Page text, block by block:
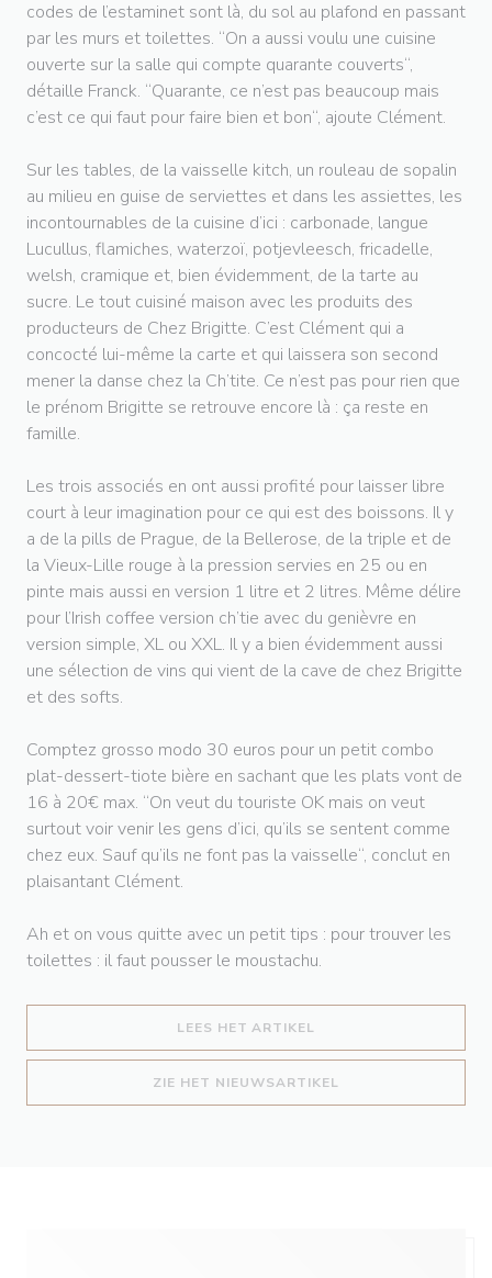
codes de l’estaminet sont là, du sol au plafond en passant
par les murs et toilettes. “On a aussi voulu une cuisine
ouverte sur la salle qui compte quarante couverts“,
détaille Franck. “Quarante, ce n’est pas beaucoup mais
c’est ce qui faut pour faire bien et bon“, ajoute Clément.
Sur les tables, de la vaisselle kitch, un rouleau de sopalin
au milieu en guise de serviettes et dans les assiettes, les
incontournables de la cuisine d’ici : carbonade, langue
Lucullus, flamiches, waterzoï, potjevleesch, fricadelle,
welsh, cramique et, bien évidemment, de la tarte au
sucre. Le tout cuisiné maison avec les produits des
producteurs de Chez Brigitte. C’est Clément qui a
concocté lui-même la carte et qui laissera son second
mener la danse chez la Ch’tite. Ce n’est pas pour rien que
le prénom Brigitte se retrouve encore là : ça reste en
famille.
Les trois associés en ont aussi profité pour laisser libre
court à leur imagination pour ce qui est des boissons. Il y
a de la pills de Prague, de la Bellerose, de la triple et de
la Vieux-Lille rouge à la pression servies en 25 ou en
pinte mais aussi en version 1 litre et 2 litres. Même délire
pour l’Irish coffee version ch’tie avec du genièvre en
version simple, XL ou XXL. Il y a bien évidemment aussi
une sélection de vins qui vient de la cave de chez Brigitte
et des softs.
Comptez grosso modo 30 euros pour un petit combo
plat-dessert-tiote bière en sachant que les plats vont de
16 à 20€ max. “On veut du touriste OK mais on veut
surtout voir venir les gens d’ici, qu’ils se sentent comme
chez eux. Sauf qu’ils ne font pas la vaisselle“, conclut en
plaisantant Clément.
Ah et on vous quitte avec un petit tips : pour trouver les
toilettes : il faut pousser le moustachu.
LEES HET ARTIKEL
ZIE HET NIEUWSARTIKEL